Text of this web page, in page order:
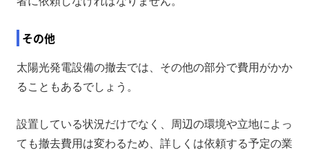
その他
太陽光発電設備の撤去では、その他の部分で費用がかか
ることもあるでしょう。
設置している状況だけでなく、周辺の環境や立地によっ
ても撤去費用は変わるため、詳しくは依頼する予定の業